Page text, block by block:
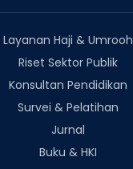
Layanan Haji & Umrooh
Riset Sektor Publik
Konsultan Pendidikan
Survei & Pelatihan
Jurnal
Buku & HKI